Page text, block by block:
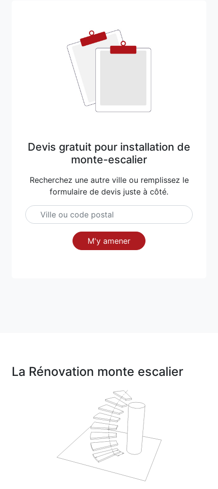
Devis gratuit pour installation de
monte-escalier
Recherchez une autre ville ou remplissez le
formulaire de devis juste à côté.
M'y amener
La Rénovation monte escalier